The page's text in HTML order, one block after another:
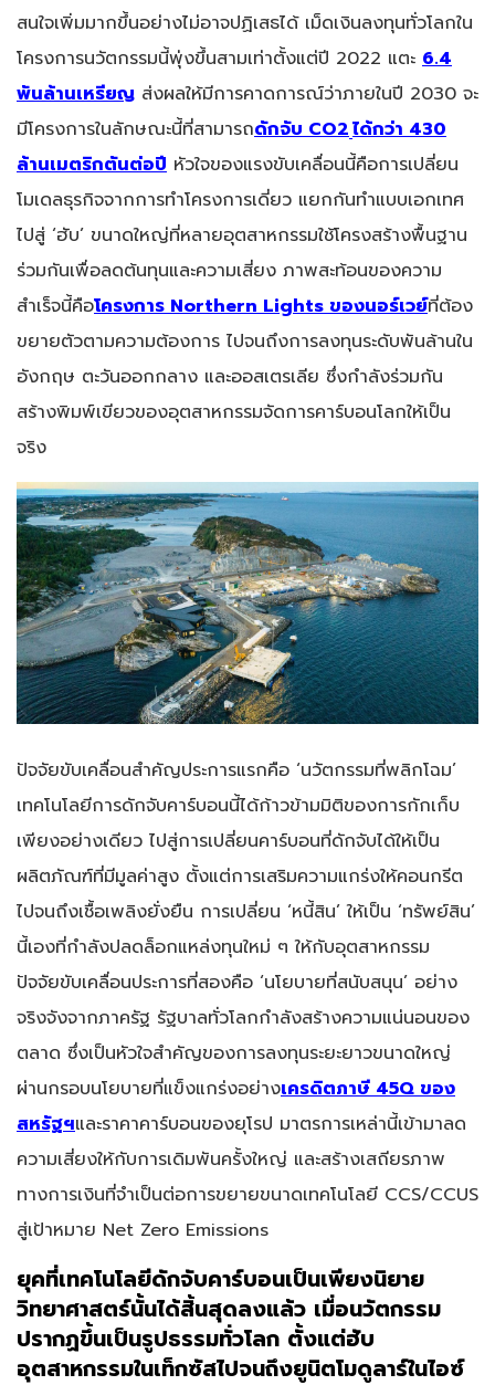
สนใจเพิ่มมากขึ้นอย่างไม่อาจปฏิเสธได้ เม็ดเงินลงทุนทั่วโลกใน
โครงการนวัตกรรมนี้พุ่งขึ้นสามเท่าตั้งแต่ปี 2022 แตะ 6.4
พันล้านเหรียญ ส่งผลให้มีการคาดการณ์ว่าภายในปี 2030 จะ
มีโครงการในลักษณะนี้ที่สามารถดักจับCO2ได้กว่า 430
ล้านเมตริกตันต่อปี หัวใจของแรงขับเคลื่อนนี้คือการเปลี่ยน
โมเดลธุรกิจจากการทำโครงการเดี่ยว แยกกันทำแบบเอกเทศ
ไปสู่ ‘ฮับ’ ขนาดใหญ่ที่หลายอุตสาหกรรมใช้โครงสร้างพื้นฐาน
ร่วมกันเพื่อลดต้นทุนและความเสี่ยง ภาพสะท้อนของความ
สำเร็จนี้คือโครงการNorthern Lights ของนอร์เวย์ที่ต้อง
ขยายตัวตามความต้องการ ไปจนถึงการลงทุนระดับพันล้านใน
อังกฤษ ตะวันออกกลาง และออสเตรเลีย ซึ่งกำลังร่วมกัน
สร้างพิมพ์เขียวของอุตสาหกรรมจัดการคาร์บอนโลกให้เป็น
จริง
ปัจจัยขับเคลื่อนสำคัญประการแรกคือ ‘นวัตกรรมที่พลิกโฉม’
เทคโนโลยีการดักจับคาร์บอนนี้ได้ก้าวข้ามมิติของการกักเก็บ
เพียงอย่างเดียว ไปสู่การเปลี่ยนคาร์บอนที่ดักจับได้ให้เป็น
ผลิตภัณฑ์ที่มีมูลค่าสูง ตั้งแต่การเสริมความแกร่งให้คอนกรีต
ไปจนถึงเชื้อเพลิงยั่งยืน การเปลี่ยน ‘หนี้สิน’ ให้เป็น ‘ทรัพย์สิน’
นี้เองที่กำลังปลดล็อกแหล่งทุนใหม่ ๆ ให้กับอุตสาหกรรม
ปัจจัยขับเคลื่อนประการที่สองคือ ‘นโยบายที่สนับสนุน’ อย่าง
จริงจังจากภาครัฐ รัฐบาลทั่วโลกกำลังสร้างความแน่นอนของ
ตลาด ซึ่งเป็นหัวใจสำคัญของการลงทุนระยะยาวขนาดใหญ่
ผ่านกรอบนโยบายที่แข็งแกร่งอย่างเครดิตภาษี45Q ของ
สหรัฐฯและราคาคาร์บอนของยุโรป มาตรการเหล่านี้เข้ามาลด
ความเสี่ยงให้กับการเดิมพันครั้งใหญ่ และสร้างเสถียรภาพ
ทางการเงินที่จำเป็นต่อการขยายขนาดเทคโนโลยี CCS/CCUS
สู่เป้าหมาย Net Zero Emissions
ยุคที่เทคโนโลยีดักจับคาร์บอนเป็นเพียงนิยาย
วิทยาศาสตร์นั้นได้สิ้นสุดลงแล้ว เมื่อนวัตกรรม
ปรากฏขึ้นเป็นรูปธรรมทั่วโลก ตั้งแต่ฮับ
อุตสาหกรรมในเท็กซัสไปจนถึงยูนิตโมดูลาร์ในไอซ์